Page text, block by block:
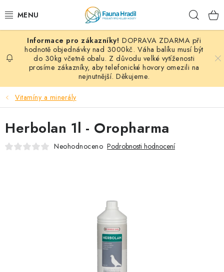
na
PAPOUŠCI A EXOTI
ZRNINY A OBILOVINY
MDM KRMIVA
KONTAKT
DOPRAVA ZDARMA při
hodnotě objednávky nad 3000kč. Váha balíku musí být
do 30kg včetně obalu. Z důvodu velké vytíženosti
prosíme zákazníky, aby telefonické hovory omezili na
nejnutnější. Děkujeme.
Vitamíny a minerály
Herbolan 1l - Oropharma
Neohodnoceno Podrobnosti hodnocení